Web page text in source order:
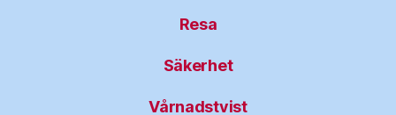
Resa
Säkerhet
Vårnadstvist